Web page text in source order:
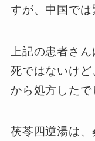
すが、中国では
上記の患者さ
死ではないけ
から処方したで
茯苓四逆湯は